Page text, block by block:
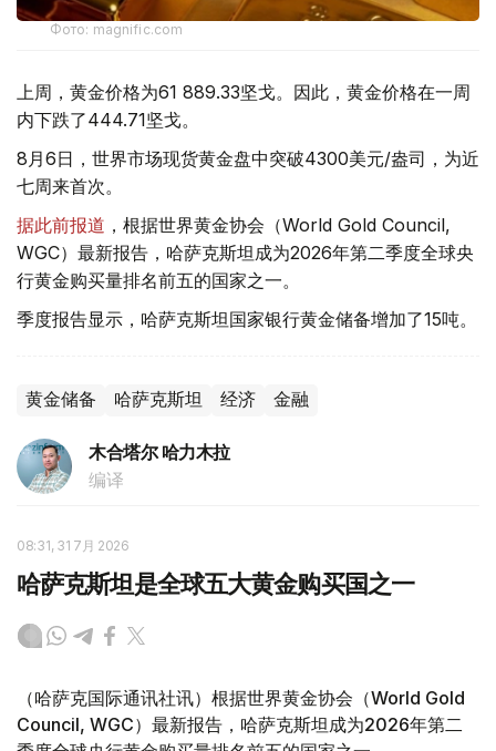
Фото: magnific.com
上周，黄金价格为61 889.33坚戈。因此，黄金价格在一周
内下跌了444.71坚戈。
8月6日，世界市场现货黄金盘中突破4300美元/盎司，为近
七周来首次。
据此前报道 ，根据世界黄金协会（World Gold Council,
WGC）最新报告，哈萨克斯坦成为2026年第二季度全球央
行黄金购买量排名前五的国家之一。
季度报告显示，哈萨克斯坦国家银行黄金储备增加了15吨。
黄金储备 哈萨克斯坦 经济 金融
木合塔尔 哈力木拉
编译
08:31, 31 7月 2026
哈萨克斯坦是全球五大黄金购买国之一
（哈萨克国际通讯社讯）根据世界黄金协会（World Gold
Council, WGC）最新报告，哈萨克斯坦成为2026年第二